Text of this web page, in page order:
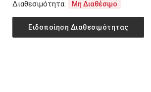
Διαθεσιμότητα:
Μη Διαθέσιμο
Ειδοποίηση Διαθεσιμότητας